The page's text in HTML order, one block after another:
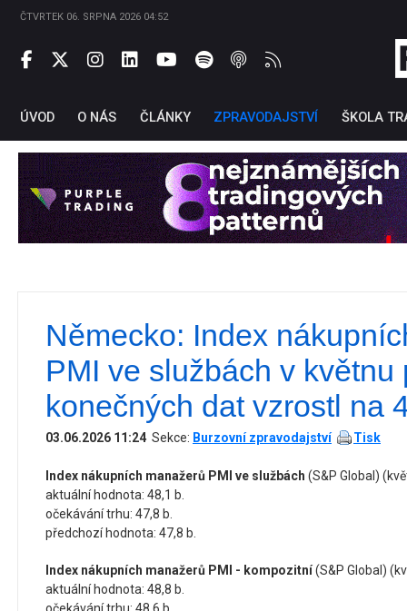
ČTVRTEK 06. SRPNA 2026 04:52
ÚVOD O NÁS ČLÁNKY ZPRAVODAJSTVÍ ŠKOLA
Německo: Index
PMI ve službách v květnu
konečných dat vzrostl na
03.06.2026 11:24 Sekce: Burzovní zpravodajství Tisk
Index nákupních manažerů PMI ve službách (S&P Global)
aktuální hodnota: 48,1 b.
očekávání trhu: 47,8 b.
předchozí hodnota: 47,8 b.
Index nákupních manažerů PMI - kompozitní(S&P Global)
aktuální hodnota: 48,8 b.